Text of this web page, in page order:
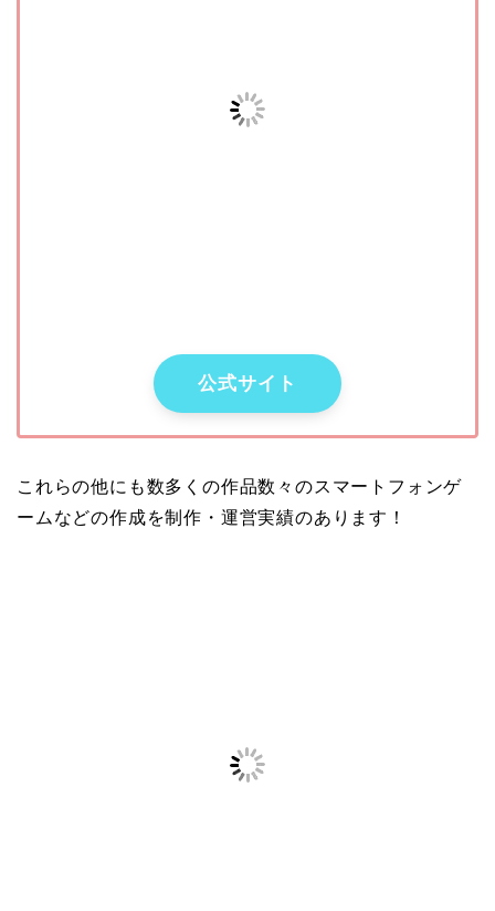
公式サイト
これらの他にも数多くの作品数々のスマートフォンゲ
ームなどの作成を制作・運営実績のあります！